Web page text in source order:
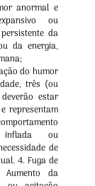
anormal e
ou
da
da energia,
do humor
três (ou
estar
representam
inflada ou
de
4. Fuga de
da